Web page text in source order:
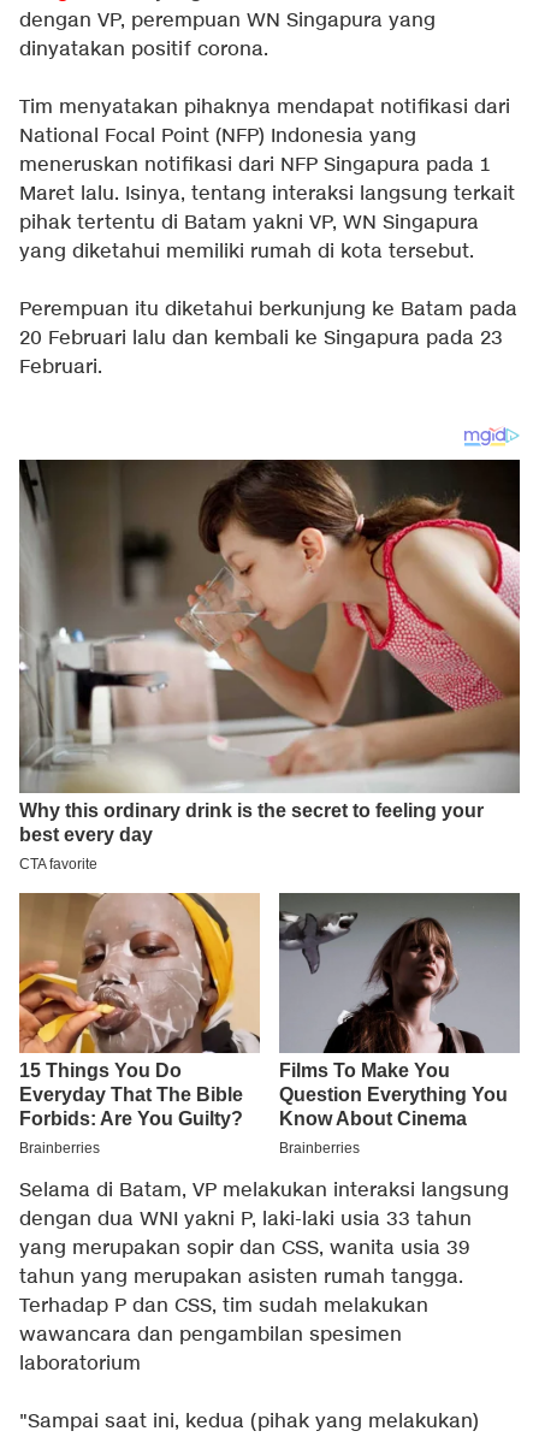
dengan VP, perempuan WN Singapura yang
dinyatakan positif corona.
Tim menyatakan pihaknya mendapat notifikasi dari
National Focal Point (NFP) Indonesia yang
meneruskan notifikasi dari NFP Singapura pada 1
Maret lalu. Isinya, tentang interaksi langsung terkait
pihak tertentu di Batam yakni VP, WN Singapura
yang diketahui memiliki rumah di kota tersebut.
Perempuan itu diketahui berkunjung ke Batam pada
20 Februari lalu dan kembali ke Singapura pada 23
Februari.
Selama di Batam, VP melakukan interaksi langsung
dengan dua WNI yakni P, laki-laki usia 33 tahun
yang merupakan sopir dan CSS, wanita usia 39
tahun yang merupakan asisten rumah tangga.
Terhadap P dan CSS, tim sudah melakukan
wawancara dan pengambilan spesimen
laboratorium
"Sampai saat ini, kedua (pihak yang melakukan)